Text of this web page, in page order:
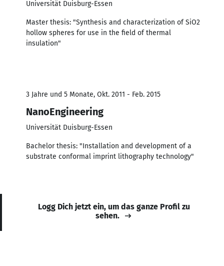
Universität Duisburg-Essen
Master thesis: "Synthesis and characterization of SiO2
hollow spheres for use in the field of thermal
insulation"
3 Jahre und 5 Monate, Okt. 2011 - Feb. 2015
NanoEngineering
Universität Duisburg-Essen
Bachelor thesis: "Installation and development of a
substrate conformal imprint lithography technology"
Logg Dich jetzt ein, um das ganze Profil zu
sehen.